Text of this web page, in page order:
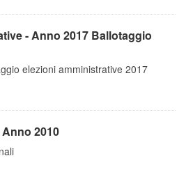
- Anno 2017 Ballotaggio
elezioni amministrative 2017
2010